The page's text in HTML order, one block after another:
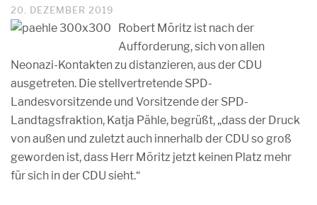
20. DEZEMBER 2019
Robert Möritz ist nach der
Aufforderung, sich von allen
Neonazi-Kontakten zu distanzieren, aus der CDU
ausgetreten. Die stellvertretende SPD-
Landesvorsitzende und Vorsitzende der SPD-
Landtagsfraktion, Katja Pähle, begrüßt, „dass der Druck
von außen und zuletzt auch innerhalb der CDU so groß
geworden ist, dass Herr Möritz jetzt keinen Platz mehr
für sich in der CDU sieht.“